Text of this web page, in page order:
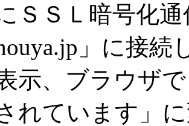
ＳＳＬ暗号化
」に接続
示、ブラウザ
れています」